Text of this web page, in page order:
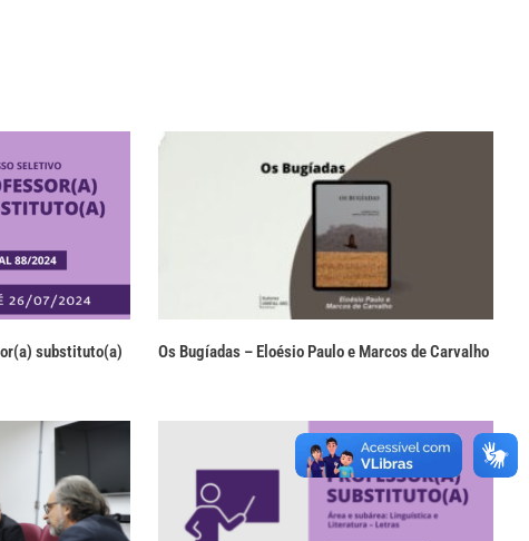
substituto(a)
Os Bugíadas – Eloésio Paulo e Marcos de Carvalho